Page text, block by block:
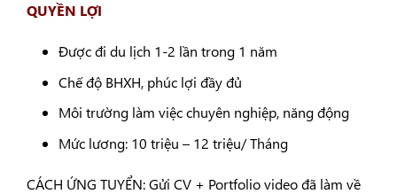
QUYỀN LỢI
Được đi du lịch 1-2 lần trong 1 năm
Chế độ BHXH, phúc lợi đầy đủ
Môi trường làm việc chuyên nghiệp, năng động
Mức lương: 10 triệu – 12 triệu/ Tháng
CÁCH ỨNG TUYỂN: Gửi CV + Portfolio video đã làm về